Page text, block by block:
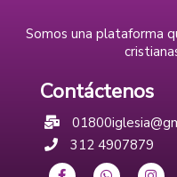
Somos una plataforma
Contáctenos
312 4907879